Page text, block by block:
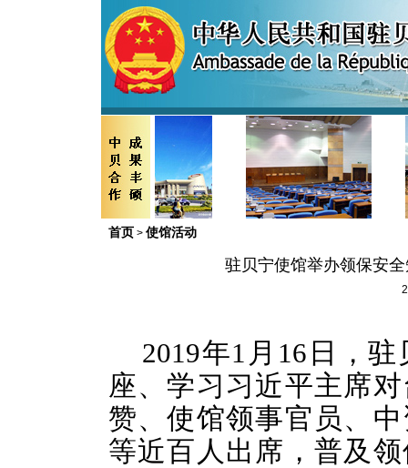
首页 > 使馆活动
驻贝宁使馆举办领保安
2019年1月16日，
座、学习习近平主席
赞、使馆领事官员、
等近百人出席，普及